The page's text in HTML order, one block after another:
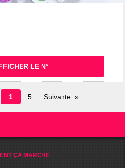
LE N°
Page
en
1 5 Suivante
ÇA MARCHE